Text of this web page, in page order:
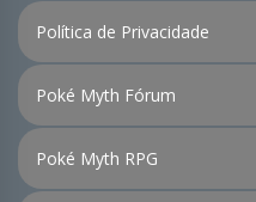
Política de Privacidade
Poké Myth Fórum
Poké Myth RPG